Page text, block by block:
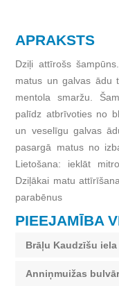
APRAKSTS
Dziļi attīrošs
matus un galvas ādu
mentola smaržu.
palīdz atbrīvoties no
un veselīgu galvas
pasargā matus no
Lietošana: ieklāt
Dziļākai matu
parabēnus
PIEEJAMĪBA
Brāļu Kaudzīšu iela
Anniņmuižas